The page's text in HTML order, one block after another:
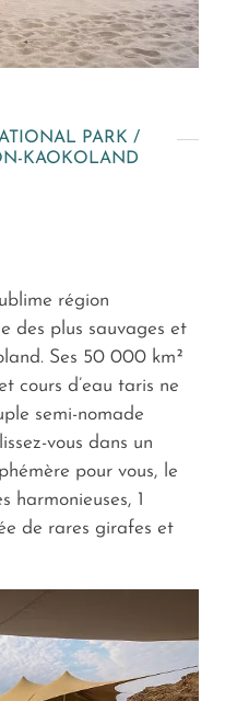
PARK /
KAOKOLAND
région
des plus sauvages et
Ses 50 000 km²
cours d’eau taris ne
semi-nomade
vous dans un
pour vous, le
harmonieuses, 1
de rares girafes et